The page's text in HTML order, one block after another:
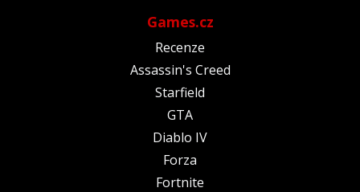
Games.cz
Recenze
Assassin's Creed
Starfield
GTA
Diablo IV
Forza
Fortnite